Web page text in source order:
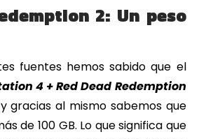
2: Un peso
fuentes hemos sabido que el
4 + Red Dead Redemption
gracias al mismo sabemos que
de 100 GB. Lo que significa que